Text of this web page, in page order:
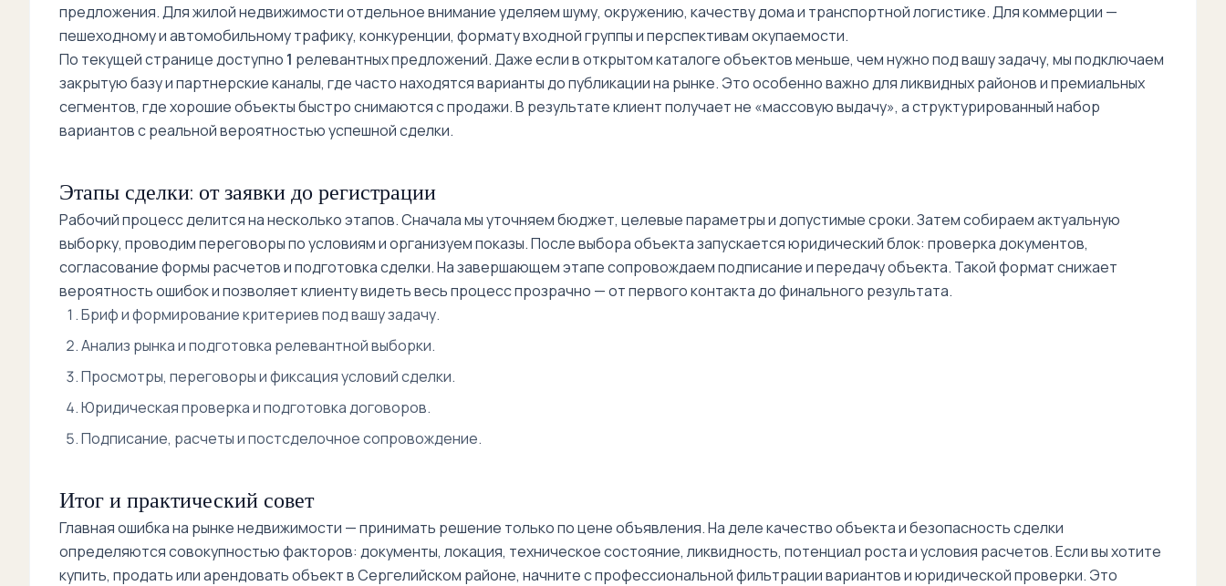
предложения. Для жилой недвижимости отдельное внимание уделяем шуму, окружению, качеству дома и транспортной логистике. Для коммерции —
пешеходному и автомобильному трафику, конкуренции, формату входной группы и перспективам окупаемости.
По текущей странице доступно 1 релевантных предложений. Даже если в открытом каталоге объектов меньше, чем нужно под вашу задачу, мы подключаем
закрытую базу и партнерские каналы, где часто находятся варианты до публикации на рынке. Это особенно важно для ликвидных районов и премиальных
сегментов, где хорошие объекты быстро снимаются с продажи. В результате клиент получает не «массовую выдачу», а структурированный набор
вариантов с реальной вероятностью успешной сделки.
Этапы сделки: от заявки до регистрации
Рабочий процесс делится на несколько этапов. Сначала мы уточняем бюджет, целевые параметры и допустимые сроки. Затем собираем актуальную
выборку, проводим переговоры по условиям и организуем показы. После выбора объекта запускается юридический блок: проверка документов,
согласование формы расчетов и подготовка сделки. На завершающем этапе сопровождаем подписание и передачу объекта. Такой формат снижает
вероятность ошибок и позволяет клиенту видеть весь процесс прозрачно — от первого контакта до финального результата.
Бриф и формирование критериев под вашу задачу.
Анализ рынка и подготовка релевантной выборки.
Просмотры, переговоры и фиксация условий сделки.
Юридическая проверка и подготовка договоров.
Подписание, расчеты и постсделочное сопровождение.
Итог и практический совет
Главная ошибка на рынке недвижимости — принимать решение только по цене объявления. На деле качество объекта и безопасность сделки
определяются совокупностью факторов: документы, локация, техническое состояние, ликвидность, потенциал роста и условия расчетов. Если вы хотите
купить, продать или арендовать объект в Сергелийском районе, начните с профессиональной фильтрации вариантов и юридической проверки. Это